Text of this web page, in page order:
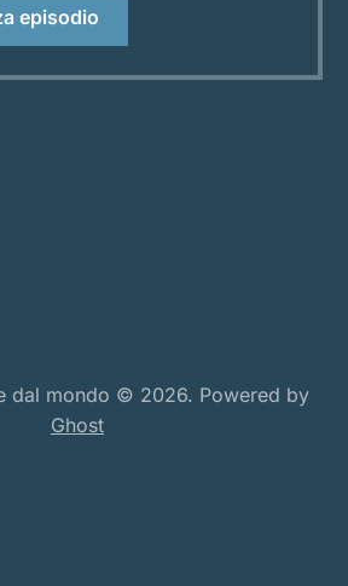
al fuoco dei racconti notturni,
Jack.
dal mondo © 2026. Powered by
Ghost